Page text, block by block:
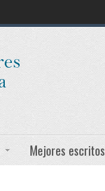
Mejores escritos